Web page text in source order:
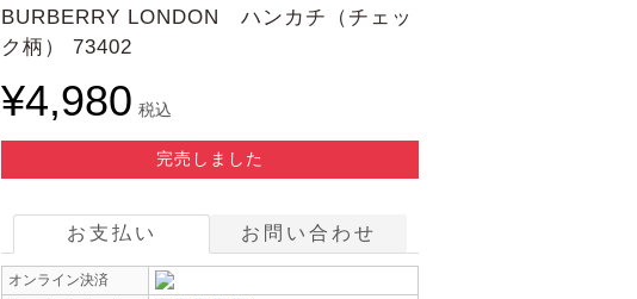
BURBERRY LONDON ハンカチ（チェッ
ク柄） 73402
¥4,980 税込
完売しました
お支払い お問い合わせ
オンライン決済